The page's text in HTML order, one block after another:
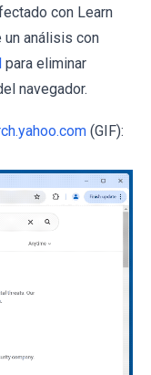
con Learn
análisis con
para eliminar
navegador.
(GIF):